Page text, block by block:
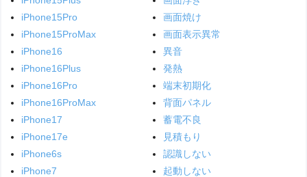
iPhone15Pro
iPhone15ProMax
iPhone16
iPhone16Plus
iPhone16Pro
iPhone16ProMax
iPhone17
iPhone17e
iPhone6s
iPhone7
画面焼け
画面表示異常
異音
発熱
端末初期化
背面パネル
蓄電不良
見積もり
認識しない
起動しない